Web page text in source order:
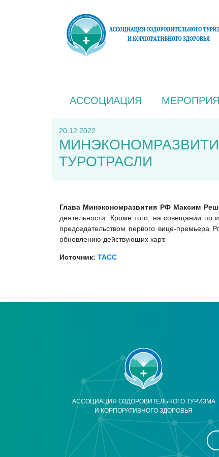
АССОЦИАЦИЯ
20.12.2022
ТУРОТРАСЛИ
Глава Минэкономразвития РФ Максим
деятельности. Кроме того, на совещании по
председательством первого вице-премьера
обновлению действующих карт.
Источник: ТАСС
АССОЦИАЦИЯ ОЗДОРОВИТЕЛЬНОГО ТУРИЗМА
И КОРПОРАТИВНОГО ЗДОРОВЬЯ